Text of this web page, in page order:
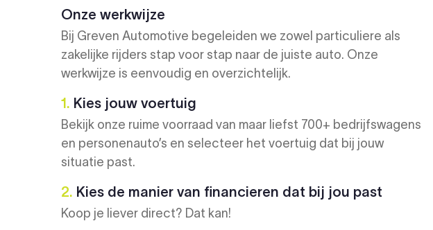
Onze werkwijze
Bij Greven Automotive begeleiden we zowel particuliere als
zakelijke rijders stap voor stap naar de juiste auto. Onze
werkwijze is eenvoudig en overzichtelijk.
1. Kies jouw voertuig
Bekijk onze ruime voorraad van maar liefst 700+ bedrijfswagens
en personenauto’s en selecteer het voertuig dat bij jouw
situatie past.
2. Kies de manier van financieren dat bij jou past
Koop je liever direct? Dat kan!